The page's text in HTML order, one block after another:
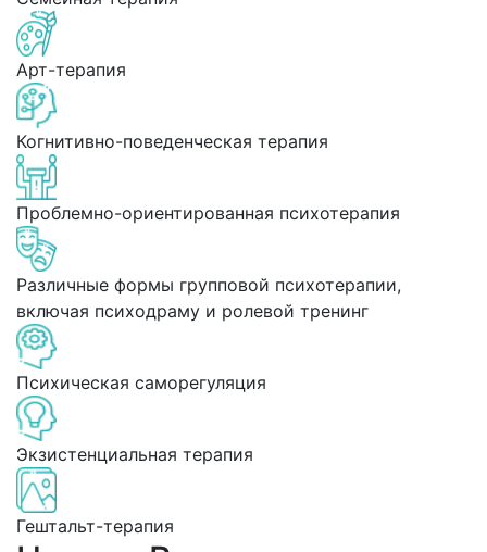
Арт-терапия
Когнитивно-поведенческая терапия
Проблемно-ориентированная психотерапия
Различные формы групповой психотерапии,
включая психодраму и ролевой тренинг
Психическая саморегуляция
Экзистенциальная терапия
Гештальт-терапия